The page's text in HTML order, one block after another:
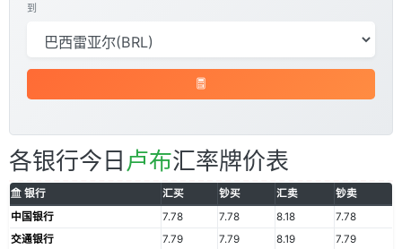
到
各银行今日 卢布汇率牌价表
银行 汇买 钞买 汇卖
钞卖
中国银行
7.78 7.78 8.18
7.78
交通银行
7.79 7.79 8.19
7.79